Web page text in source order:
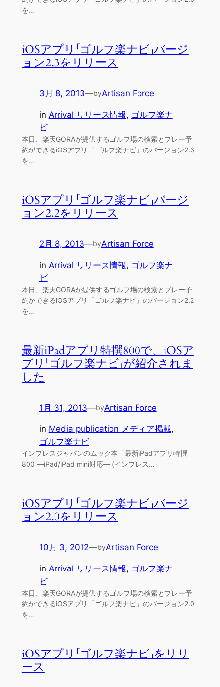
を…
iOSアプリ「ゴルフ楽ナビ」バージ
ョン2.3をリリース
3月 8, 2013—byArtisan Force
in Arrival リリース情報, ゴルフ楽ナ
ビ
本日、楽天GORAが提供するゴルフ場の検索とプレー予
約ができるiOSアプリ「ゴルフ楽ナビ」のバージョン2.3
を…
iOSアプリ「ゴルフ楽ナビ」バージ
ョン2.2をリリース
2月 8, 2013—byArtisan Force
in Arrival リリース情報, ゴルフ楽ナ
ビ
本日、楽天GORAが提供するゴルフ場の検索とプレー予
約ができるiOSアプリ「ゴルフ楽ナビ」のバージョン2.2
を…
最新iPadアプリ特撰800で、iOSア
プリ「ゴルフ楽ナビ」が紹介されま
した
1月 31, 2013—byArtisan Force
in Media publication メディア掲載
ゴルフ楽ナビ
インプレスジャパンのムック本「最新iPadアプリ特撰
800 ―iPad/iPad mini対応― (インプレス…
iOSアプリ「ゴルフ楽ナビ」バージ
ョン2.0をリリース
10月 3, 2012—byArtisan Force
in Arrival リリース情報, ゴルフ楽ナ
ビ
本日、楽天GORAが提供するゴルフ場の検索とプレー予
約ができるiOSアプリ「ゴルフ楽ナビ」のバージョン2.0
を…
iOSアプリ「ゴルフ楽ナビ」をリリ
ース